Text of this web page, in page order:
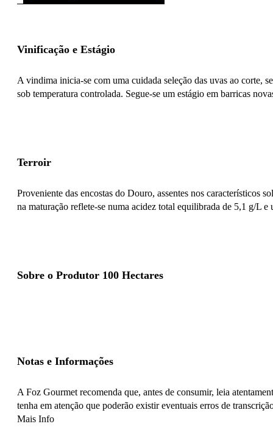
Vinificação e Estágio
A vindima inicia-se com uma cuidada seleção das uvas ao corte,
sob temperatura controlada. Segue-se um estágio em barricas
Terroir
Proveniente das encostas do Douro, assentes nos característicos
na maturação reflete-se numa acidez total equilibrada de 5,1 g/L e
Sobre o Produtor 100 Hectares
Notas e Informações
A Foz Gourmet recomenda que, antes de consumir, leia
tenha em atenção que poderão existir eventuais erros de
Mais Info